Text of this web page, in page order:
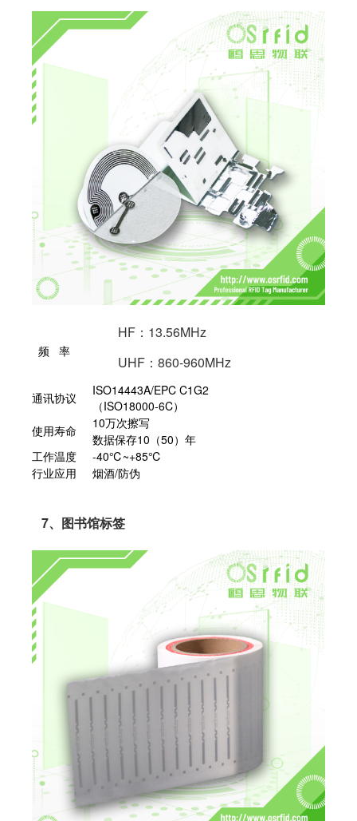
频 率
HF：13.56MHz
UHF：860-960MHz
通讯协议
ISO14443A/EPC C1G2
（ISO18000-6C）
使用寿命
10万次擦写
数据保存10（50）年
工作温度
-40℃~+85℃
行业应用
烟酒/防伪
7、图书馆标签